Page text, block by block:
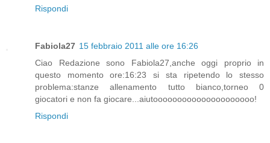
Rispondi
Fabiola27 15 febbraio 2011 alle ore 16:26
Ciao Redazione sono Fabiola27,anche oggi proprio in
questo momento ore:16:23 si sta ripetendo lo stesso
problema:stanze allenamento tutto bianco,torneo 0
giocatori e non fa giocare...aiutooooooooooooooooooooo!
Rispondi